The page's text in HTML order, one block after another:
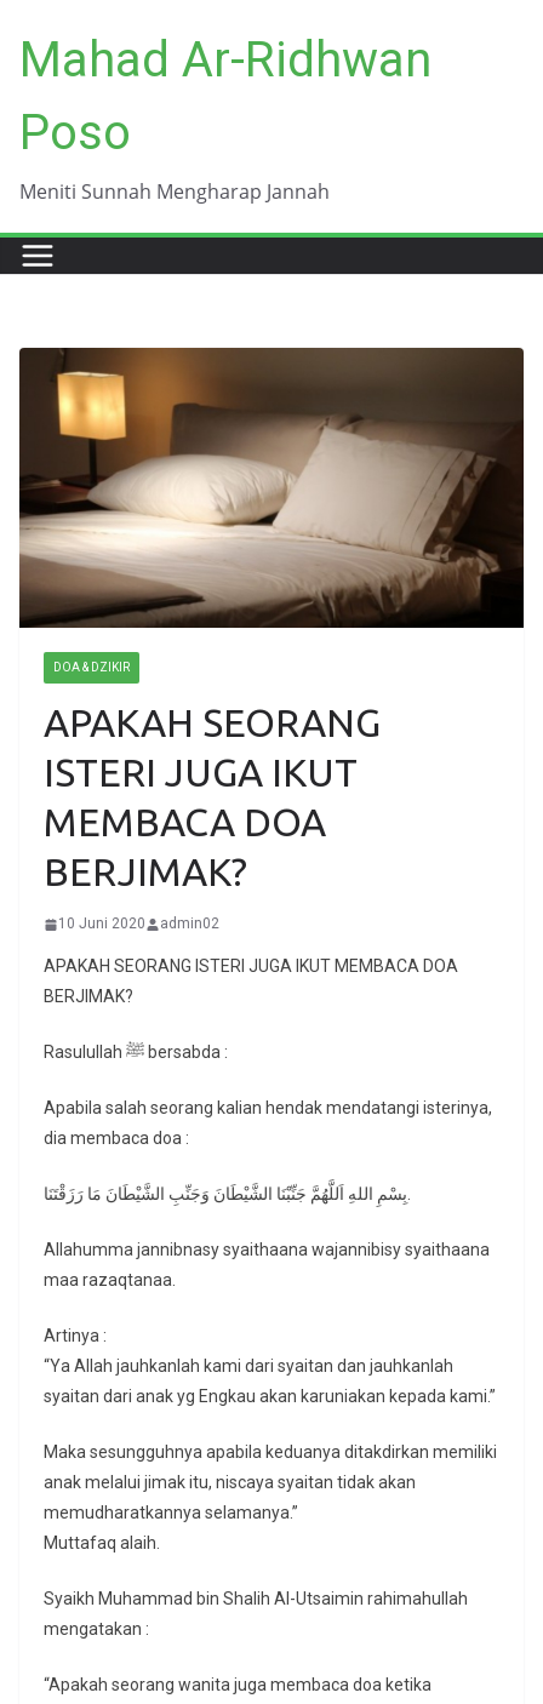
content
Mahad Ar-Ridhwan
Poso
Meniti Sunnah Mengharap Jannah
DOA & DZIKIR
APAKAH SEORANG
ISTERI JUGA IKUT
MEMBACA DOA
BERJIMAK?
10 Juni 2020 admin02
APAKAH SEORANG ISTERI JUGA IKUT MEMBACA DOA
BERJIMAK?
Rasulullah ﷺ bersabda :
Apabila salah seorang kalian hendak mendatangi isterinya,
dia membaca doa :
بِسْمِ اللهِ اَللَّهُمَّ جَنِّبْنَا الشَّيْطَانَ وَجَنِّبِ الشَّيْطَانَ مَا رَزَقْتَنَا.
Allahumma jannibnasy syaithaana wajannibisy syaithaana
maa razaqtanaa.
Artinya :
“Ya Allah jauhkanlah kami dari syaitan dan jauhkanlah
syaitan dari anak yg Engkau akan karuniakan kepada kami.”
Maka sesungguhnya apabila keduanya ditakdirkan memiliki
anak melalui jimak itu, niscaya syaitan tidak akan
memudharatkannya selamanya.”
Muttafaq alaih.
Syaikh Muhammad bin Shalih Al-Utsaimin rahimahullah
mengatakan :
“Apakah seorang wanita juga membaca doa ketika